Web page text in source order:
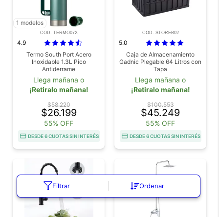
Filtrar Ordenar
1 modelos
COD. TERMO07X
4.9
Termo South Port Acero
Inoxidable 1.3L Pico
Antiderrame
Llega mañana o
¡Retiralo mañana!
$58.220
$26.199
55% OFF
DESDE 6 CUOTAS SIN INTERÉS
COD. STOREB02
5.0
Caja de Almacenamiento
Gadnic Plegable 64 Litros con
Tapa
Llega mañana o
¡Retiralo mañana!
$100.553
$45.249
55% OFF
DESDE 6 CUOTAS SIN INTERÉS